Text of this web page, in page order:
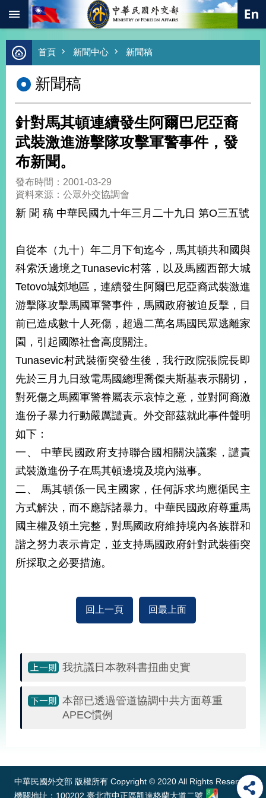
跳到主要內容區塊
進
階
尋
熱
總
合
外
交
價
外
交
經
濟
不
落
國
台
海
和
平
護
照
回
頁
網
站
導
覽
關
於
本
部
新
國
地
國
際
傳
首頁 新聞中心 新聞稿
新聞稿
針對馬其頓連續發生阿爾巴尼亞裔
武裝激進游擊隊攻擊軍警事件，發
布新聞。
發布時間：2001-03-29
資料來源：公眾外交協調會
新 聞 稿 中華民國九十年三月二十九日 第O三五號
自從本（九十）年二月下旬迄今，馬其頓共和國與
科索沃邊境之Tunasevic村落，以及馬國西部大城
Tetovo城郊地區，連續發生阿爾巴尼亞裔武裝激進
游擊隊攻擊馬國軍警事件，馬國政府被迫反擊，目
前已造成數十人死傷，超過二萬名馬國民眾逃離家
園，引起國際社會高度關注。
Tunasevic村武裝衝突發生後，我行政院張院長即
先於三月九日致電馬國總理喬傑夫斯基表示關切，
對死傷之馬國軍警眷屬表示哀悼之意，並對阿裔激
進份子暴力行動嚴厲譴責。外交部茲就此事件聲明
如下：
一、 中華民國政府支持聯合國相關決議案，譴責
武裝激進份子在馬其頓邊境及境內滋事。
二、 馬其頓係一民主國家，任何訴求均應循民主
方式解決，而不應訴諸暴力。中華民國政府尊重馬
國主權及領土完整，對馬國政府維持境內各族群和
諧之努力表示肯定，並支持馬國政府針對武裝衝突
所採取之必要措施。
回上一頁 回最上面
我抗議日本教科書扭曲史實
本部已透過管道協調中共方面尊重
APEC慣例
中華民國外交部 版權所有 Copyright © 2020 All Rights Reserved
機關地址：100202 臺北市中正區凱達格蘭大道二號